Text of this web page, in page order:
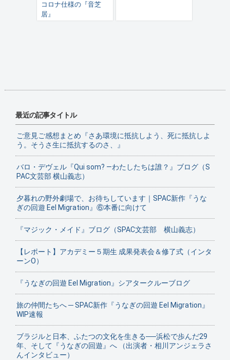
コロナ仕様の『音芝
居』
最近の記事タイトル
ご意見ご感想まとめ『さあ環境に抵抗しよう、死に抵抗しよ
う。そうさ生に抵抗するのさ、』
バロ・デヴェル『Qui som? ―わたしたちは誰？』ブログ（S
PAC文芸部 横山義志）
夕暮れの野外劇場で、お待ちしています｜SPAC新作『うな
ぎの回遊 Eel Migration』⑥本番に向けて
『マジック・メイド』ブログ（SPAC文芸部 横山義志）
【レポート】アカデミー５期生 成果発表会＆修了式（インタ
ーンO）
『うなぎの回遊 Eel Migration』シアタークルーブログ
旅の仲間たちへ ─ SPAC新作『うなぎの回遊 Eel Migration』
WIP速報
ブラジルと日本、ふたつの文化を生きる──浜松で歩んだ29
年、そして『うなぎの回遊』へ （出演者・相川アンジェラさ
んインタビュー）